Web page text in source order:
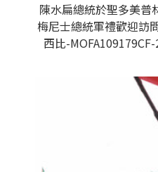
陳水扁總統於聖多美普
梅尼士總統軍禮歡迎訪
西比-